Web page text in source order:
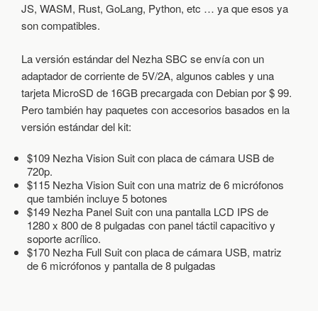
JS, WASM, Rust, GoLang, Python, etc … ya que esos ya
son compatibles.
La versión estándar del Nezha SBC se envía con un
adaptador de corriente de 5V/2A, algunos cables y una
tarjeta MicroSD de 16GB precargada con Debian por $ 99.
Pero también hay paquetes con accesorios basados ​​en la
versión estándar del kit:
$109 Nezha Vision Suit con placa de cámara USB de
720p.
$115 Nezha Vision Suit con una matriz de 6 micrófonos
que también incluye 5 botones
$149 Nezha Panel Suit con una pantalla LCD IPS de
1280 x 800 de 8 pulgadas con panel táctil capacitivo y
soporte acrílico.
$170 Nezha Full Suit con placa de cámara USB, matriz
de 6 micrófonos y pantalla de 8 pulgadas